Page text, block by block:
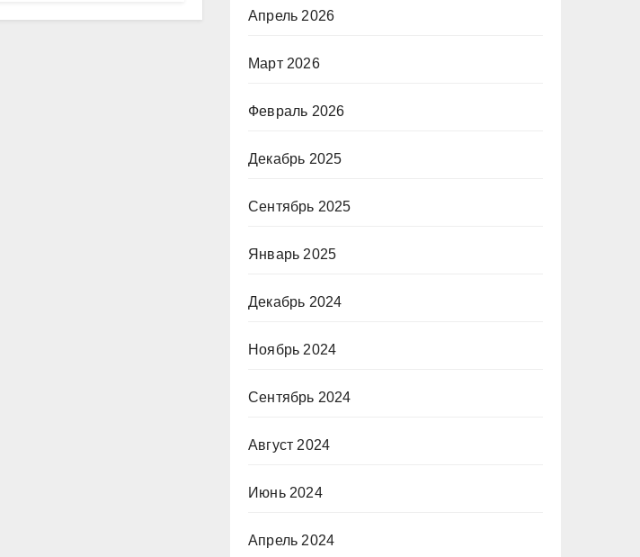
Апрель 2026
Март 2026
Февраль 2026
Декабрь 2025
Сентябрь 2025
Январь 2025
Декабрь 2024
Ноябрь 2024
Сентябрь 2024
Август 2024
Июнь 2024
Апрель 2024